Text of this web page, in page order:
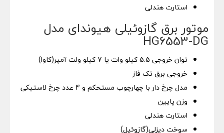
استارت هندلی
موتور برق گازوئیلی هیوندای مدل
HG6553-DG
توان خروجی 5.5 کیلو وات یا 7 کیلو ولت آمپر(کاوا)
خروجی برق تک فاز
مدل چرخ دار با چهارچوب مستحکم و 4 عدد چرخ لاستیکی
وزن پایین
استارت هندلی
سوخت دیزلی(گازوئیل)